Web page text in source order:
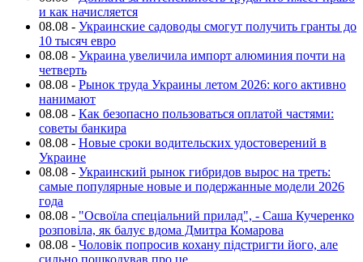
и как начисляется
08.08 - Украинские садоводы смогут получить гранты до
10 тысяч евро
08.08 - Украина увеличила импорт алюминия почти на
четверть
08.08 - Рынок труда Украины летом 2026: кого активно
нанимают
08.08 - Как безопасно пользоваться оплатой частями:
советы банкира
08.08 - Новые сроки водительских удостоверений в
Украине
08.08 - Украинский рынок гибридов вырос на треть:
самые популярные новые и подержанные модели 2026
года
08.08 - "Освоїла спеціальний прилад", - Саша Кучеренко
розповіла, як балує вдома Дмитра Комарова
08.08 - Чоловік попросив кохану підстригти його, але
сильно пошкодував про це